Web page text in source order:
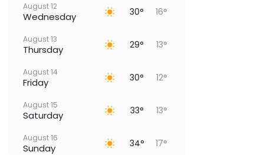
August 12
Wednesday 30° 16°
August 13
Thursday 29° 13°
August 14
Friday 30° 12°
August 15
Saturday 33° 13°
August 16
Sunday 34° 17°